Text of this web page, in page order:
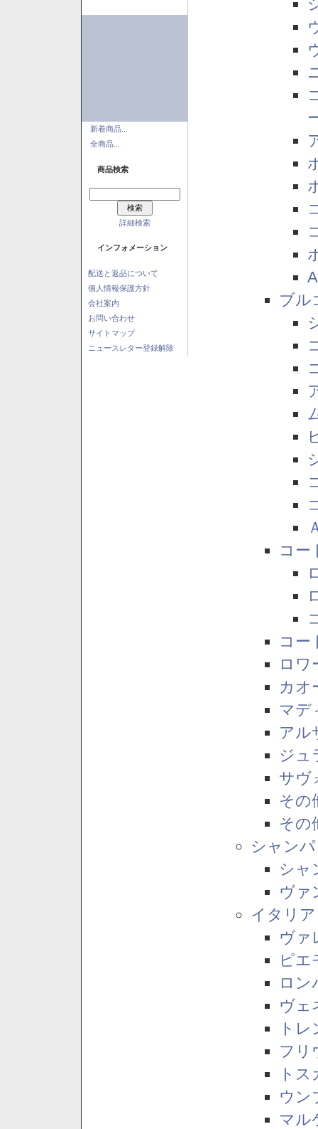
新着商品...
全商品...
商品検索
詳細検索
インフォメーション
配送と返品について
個人情報保護方針
会社案内
お問い合わせ
サイトマップ
ニュースレター登録解除
ブル
コー
コー
ロワ
カオ
マデ
アル
ジュ
サヴ
その
その
シャン
シャ
ヴァ
イタリア
ヴァ
ピエ
ロン
ヴェ
ト
フリ
ト
ウン
マル